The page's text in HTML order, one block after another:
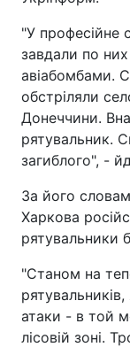
"У професійне
завдали по
авіабомбами.
обстріляли
Донеччини.
рятувальник.
загиблого", -
За його
Харкова
рятувальники
"Станом на
атаки - в той
лісовій зоні.